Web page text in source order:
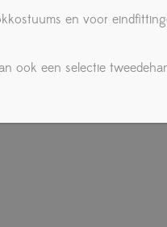
en voor
ook een selectie